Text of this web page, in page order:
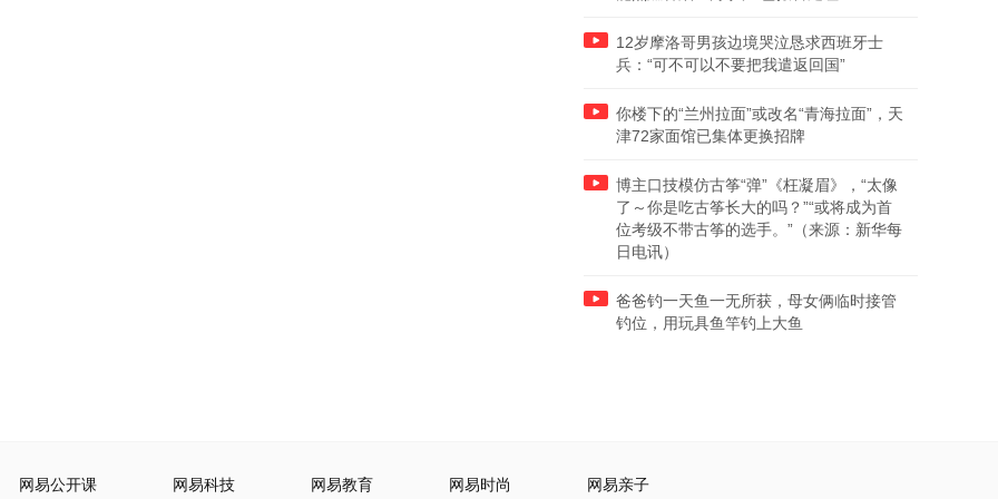
12岁摩洛哥男孩边境哭泣恳求西班牙士
兵：“可不可以不要把我遣返回国”
你楼下的“兰州拉面”或改名“青海拉面”，天
津72家面馆已集体更换招牌
博主口技模仿古筝“弹”《枉凝眉》，“太像
了～你是吃古筝长大的吗？”“或将成为首
位考级不带古筝的选手。”（来源：新华每
日电讯）
爸爸钓一天鱼一无所获，母女俩临时接管
钓位，用玩具鱼竿钓上大鱼
网易公开课 网易科技 网易教育 网易时尚 网易亲子